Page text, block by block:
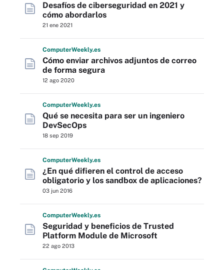
Desafíos de ciberseguridad en 2021 y
cómo abordarlos
21 ene 2021
ComputerWeekly.es
Cómo enviar archivos adjuntos de correo
de forma segura
12 ago 2020
ComputerWeekly.es
Qué se necesita para ser un ingeniero
DevSecOps
18 sep 2019
ComputerWeekly.es
¿En qué difieren el control de acceso
obligatorio y los sandbox de aplicaciones?
03 jun 2016
ComputerWeekly.es
Seguridad y beneficios de Trusted
Platform Module de Microsoft
22 ago 2013